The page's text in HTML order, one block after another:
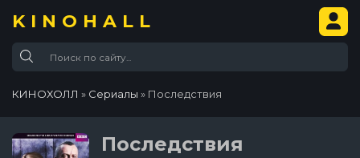
KINOHALL
КИНОХОЛЛ » Сериалы » Последствия
Последствия